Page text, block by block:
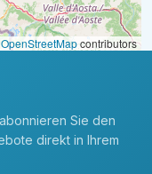
OpenStreetMapcontributors
Sie den
direkt in Ihrem